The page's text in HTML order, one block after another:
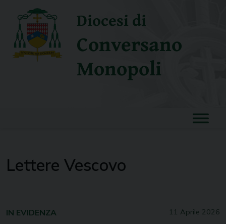
content
Diocesi di
Conversano
Monopoli
Lettere Vescovo
11 Aprile 2026
IN EVIDENZA